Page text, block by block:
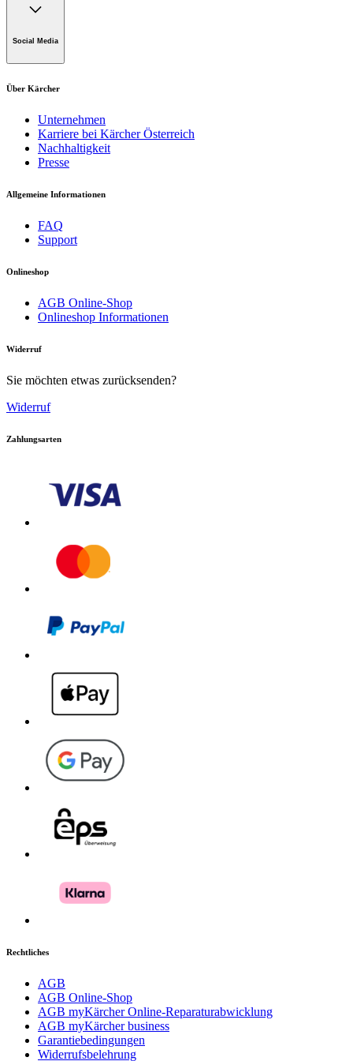
Impressum
Kontaktformular
Alfred Kärcher GmbH
Maculangasse 4
Social Media
Über Kärcher
Unternehmen
Karriere bei Kärcher Österreich
Nachhaltigkeit
Presse
Allgemeine Informationen
FAQ
Support
Onlineshop
AGB Online-Shop
Onlineshop Informationen
Widerruf
Sie möchten etwas zurücksenden?
Widerruf
Zahlungsarten
Rechtliches
AGB
AGB Online-Shop
AGB myKärcher Online-Reparaturabwicklung
AGB myKärcher business
Garantiebedingungen
Widerrufsbelehrung